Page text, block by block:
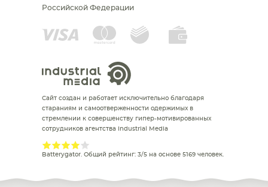
Российской Федерации
Сайт создан и работает исключительно благодаря
стараниям и самоотверженности одержимых в
стремлении к совершенству гипер-мотивированных
сотрудников агентства Industrial Media
Batterygator . Общий рейтинг: 3/5 на основе 5169 человек.